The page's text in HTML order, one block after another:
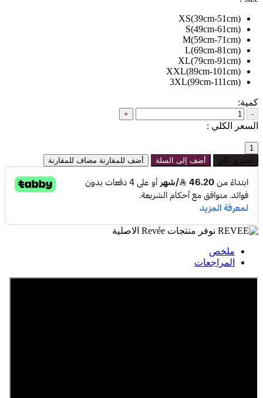
XS(39cm-51cm)
S(49cm-61cm)
M(59cm-71cm)
L(69cm-81cm)
XL(79cm-91cm)
XXL(89cm-101cm)
3XL(99cm-111cm)
كمية:
-
+
السعر الكلي :
1
اشتري الآن
أضف إلى السلة أضف للمقارنة مضاف للمقارنة
نوفر منتجات Revée الاصلية
ملخص
المراجعات